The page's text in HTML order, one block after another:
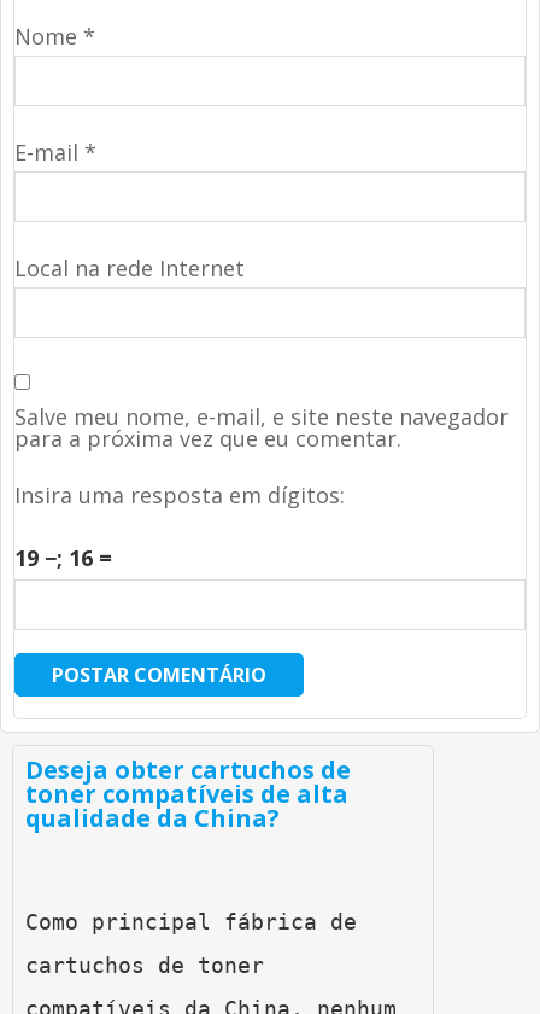
Nome *
E-mail *
Local na rede Internet
Salve meu nome, e-mail, e site neste navegador
para a próxima vez que eu comentar.
Insira uma resposta em dígitos:
19 −; 16 =
Deseja obter cartuchos de
toner compatíveis de alta
qualidade da China?
Como principal fábrica de
cartuchos de toner
compatíveis da China, nenhum